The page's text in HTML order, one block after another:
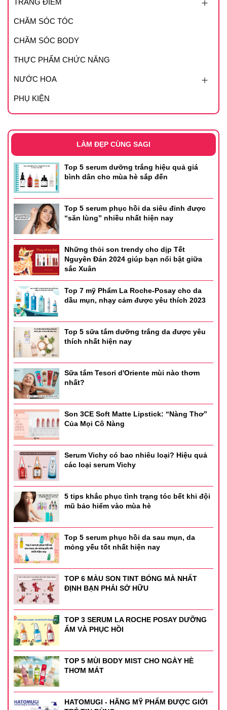
vừa đủ 100ml
do nguyên nhân tăng tiết androgen ở người lớn.
- Hỗ trợ mọc dày tóc giúp tóc mọc nhanh và đều hơn
- Hỗ trợ giúp tóc chắc khỏe, giảm tình trạng gãy rụng
- Cung cấp chất dinh dưỡng và phục hồi tóc hư tổn
Giảm rụng tóc đồng thời kích thích kích thích phát triển
tóc ở nam và nữ
Cách dùng và liều dùng
- Bôi dung dịch ngoài da minoxidil 5% một lần vào buổi
sáng và một lần vào buổi tối. Nên thoa vào ban đêm từ 2
đến 4 giờ trước khi đi ngủ để da khô. Mỗi chai nên dùng
trong một tháng, nếu được sử dụng theo chỉ dẫn.
- Lưu ý:Liều dùng trên chỉ mang tính chất tham khảo.
Liều dùng cụ thể tùy thuộc vào thể trạng và mức độ diễn
tiến của bệnh. Để có liều dùng phù hợp, bạn cần tham khảo
ý kiến bác sĩ hoặc chuyên viên y tế.
Thông tin sản phẩm
Xuất xứ: Pháp
Dạng: Lỏng
Thương hiệu: Bailleul
CHĂM SÓC TÓC
CHĂM SÓC BODY
THỰC PHẨM CHỨC NĂNG
NƯỚC HOA
PHỤ KIỆN
LÀM ĐẸP CÙNG SAGI
Top 5 serum dưỡng trắng hiệu quả giá
bình dân cho mùa hè sắp đến
Top 5 serum phục hồi da siêu đỉnh được
“săn lùng” nhiều nhất hiện nay
Những thỏi son trendy cho dịp Tết
Nguyên Đán 2024 giúp bạn nổi bật giữa
sắc Xuân
Top 7 mỹ Phẩm La Roche-Posay cho da
dầu mụn, nhạy cảm được yêu thích 2023
Top 5 sữa tắm dưỡng trắng da được yêu
thích nhất hiện nay
Sữa tắm Tesori d'Oriente mùi nào thơm
nhất?
Son 3CE Soft Matte Lipstick: “Nàng Thơ”
Của Mọi Cô Nàng
Serum Vichy có bao nhiêu loại? Hiệu quả
các loại serum Vichy
5 tips khắc phục tình trạng tóc bết khi đội
mũ bảo hiểm vào mùa hè
Top 5 serum phục hồi da sau mụn, da
mỏng yếu tốt nhất hiện nay
TOP 6 MÀU SON TINT BÓNG MÀ NHẤT
ĐỊNH BẠN PHẢI SỞ HỮU
TOP 3 SERUM LA ROCHE POSAY DƯỠNG
ẨM VÀ PHỤC HỒI
TOP 5 MÙI BODY MIST CHO NGÀY HÈ
THƠM MÁT
HATOMUGI - HÃNG MỸ PHẨM ĐƯỢC GIỚI